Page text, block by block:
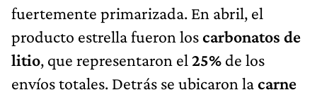
fuertemente primarizada. En abril, el
producto estrella fueron loscarbonatos de
litio, que representaron el 25% de los
envíos totales. Detrás se ubicaron lacarne